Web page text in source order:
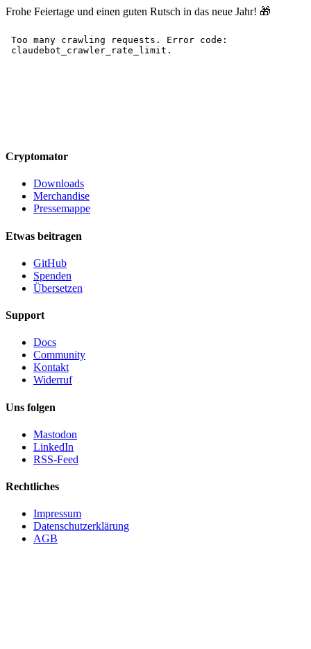
Frohe Feiertage und einen guten Rutsch in das neue Jahr! 🎁
Cryptomator
Downloads
Merchandise
Pressemappe
Etwas beitragen
GitHub
Spenden
Übersetzen
Support
Docs
Community
Kontakt
Widerruf
Uns folgen
Mastodon
LinkedIn
RSS-Feed
Rechtliches
Impressum
Datenschutzerklärung
AGB